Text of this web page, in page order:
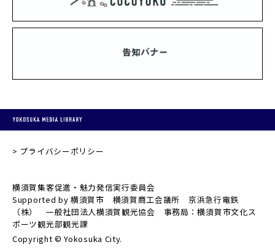
プライバシーポリシー
横須賀集客促進・魅力発信実行委員会
Supported by 横須賀市 横須賀商工会議所 京浜急行電鉄
（株） 一般社団法人横須賀観光協会 事務局：横須賀市文化ス
ポーツ観光部観光課
Copyright © Yokosuka City.